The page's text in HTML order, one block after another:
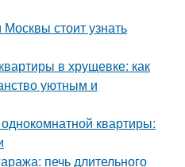
стоит узнать
в хрущевке: как
уютным и
квартиры:
печь длительного